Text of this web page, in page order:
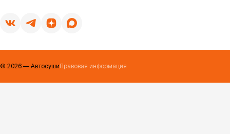
© 2026 — АвтосушиПравовая информация